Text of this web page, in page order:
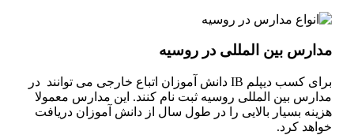
مدارس بین المللی در روسیه
برای کسب دیپلم IB دانش آموزان اتباع خارجی می توانند در
مدارس بین المللی روسیه ثبت نام کنند. این مدارس معمولا
هزینه بسیار بالایی را در طول سال از دانش آموزان دریافت
خواهد کرد.